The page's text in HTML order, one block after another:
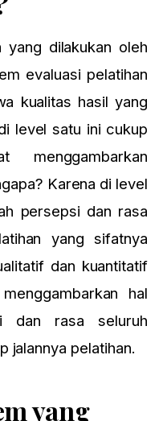
dilakukan oleh
evaluasi pelatihan
kualitas hasil yang
level satu ini cukup
menggambarkan
Karena di level
persepsi dan rasa
yang sifatnya
dan kuantitatif
hal
dan rasa seluruh
jalannya pelatihan.
yang